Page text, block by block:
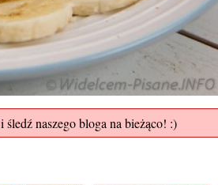
i śledź naszego bloga na bieżąco! :)